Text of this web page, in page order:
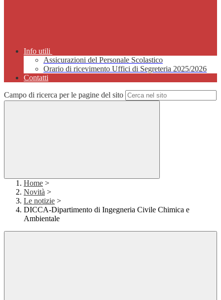
Info utili
Assicurazioni del Personale Scolastico
Orario di ricevimento Uffici di Segreteria 2025/2026
Contatti
Campo di ricerca per le pagine del sito
Home >
Novità >
Le notizie >
DICCA-Dipartimento di Ingegneria Civile Chimica e
Ambientale